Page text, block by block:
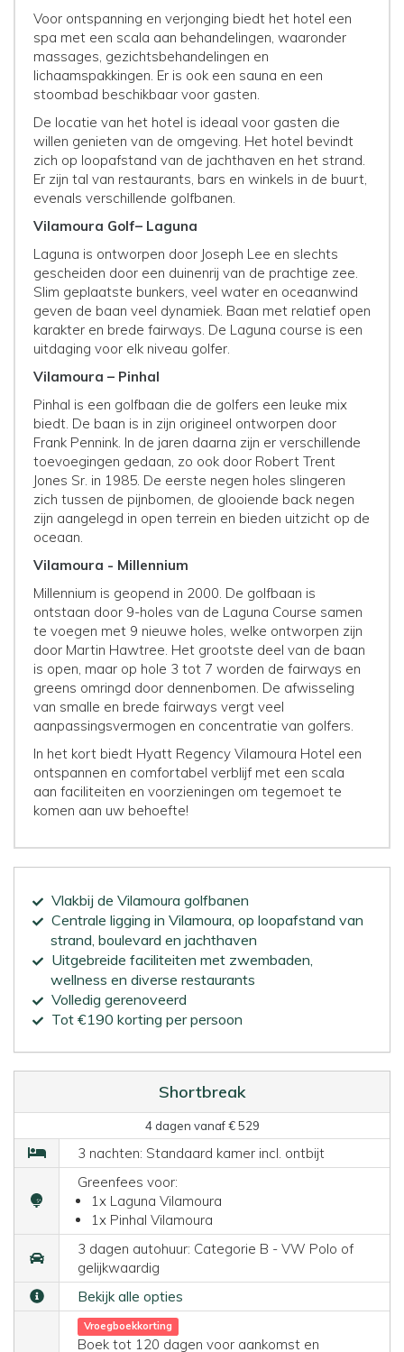
Voor ontspanning en verjonging biedt het hotel een
spa met een scala aan behandelingen, waaronder
massages, gezichtsbehandelingen en
lichaamspakkingen. Er is ook een sauna en een
stoombad beschikbaar voor gasten.
De locatie van het hotel is ideaal voor gasten die
willen genieten van de omgeving. Het hotel bevindt
zich op loopafstand van de jachthaven en het strand.
Er zijn tal van restaurants, bars en winkels in de buurt,
evenals verschillende golfbanen.
Vilamoura Golf– Laguna
Laguna is ontworpen door Joseph Lee en slechts
gescheiden door een duinenrij van de prachtige zee.
Slim geplaatste bunkers, veel water en oceaanwind
geven de baan veel dynamiek. Baan met relatief open
karakter en brede fairways. De Laguna course is een
uitdaging voor elk niveau golfer.
Vilamoura – Pinhal
Pinhal is een golfbaan die de golfers een leuke mix
biedt. De baan is in zijn origineel ontworpen door
Frank Pennink. In de jaren daarna zijn er verschillende
toevoegingen gedaan, zo ook door Robert Trent
Jones Sr. in 1985. De eerste negen holes slingeren
zich tussen de pijnbomen, de glooiende back negen
zijn aangelegd in open terrein en bieden uitzicht op de
oceaan.
Vilamoura - Millennium
Millennium is geopend in 2000. De golfbaan is
ontstaan door 9-holes van de Laguna Course samen
te voegen met 9 nieuwe holes, welke ontworpen zijn
door Martin Hawtree. Het grootste deel van de baan
is open, maar op hole 3 tot 7 worden de fairways en
greens omringd door dennenbomen. De afwisseling
van smalle en brede fairways vergt veel
aanpassingsvermogen en concentratie van golfers.
In het kort biedt Hyatt Regency Vilamoura Hotel een
ontspannen en comfortabel verblijf met een scala
aan faciliteiten en voorzieningen om tegemoet te
komen aan uw behoefte!
Vlakbij de Vilamoura golfbanen
Centrale ligging in Vilamoura, op loopafstand van
strand, boulevard en jachthaven
Uitgebreide faciliteiten met zwembaden,
wellness en diverse restaurants
Volledig gerenoveerd
Tot €190 korting per persoon
Shortbreak
4 dagen vanaf € 529
3 nachten: Standaard kamer incl. ontbijt
Greenfees voor:
1x Laguna Vilamoura
1x Pinhal Vilamoura
3 dagen autohuur: Categorie B - VW Polo of
gelijkwaardig
Bekijk alle opties
Vroegboekkorting
Boek tot 120 dagen voor aankomst en